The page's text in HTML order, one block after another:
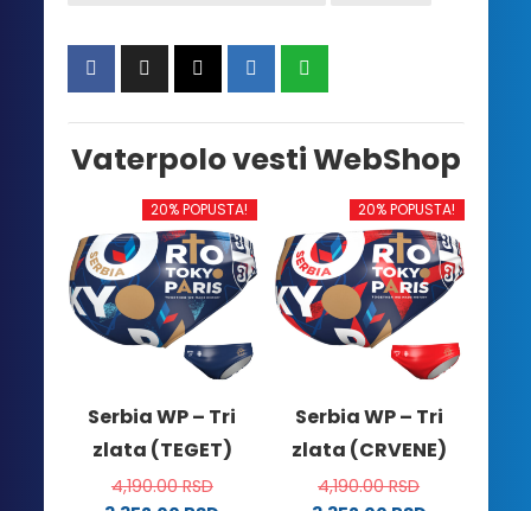
Vaterpolo vesti WebShop
20% POPUSTA!
Serbia WP – Tri
zlata (TEGET)
4,190.00RSD
20% POPUSTA!
Serbia WP – Tri
zlata (CRVENE)
4,190.00RSD